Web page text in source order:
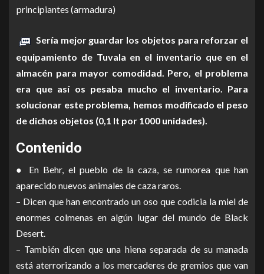
principiantes (armadura)
Sería mejor guardar los objetos para reforzar el
equipamiento de Tuvala en el inventario que en el
almacén para mayor comodidad. Pero, el problema
era que así os pesaba mucho el inventario. Para
solucionar este problema, hemos modificado el peso
de dichos objetos (0,1 lt por 1000 unidades).
Contenido
● En Behr, el pueblo de la caza, se rumorea que han
aparecido nuevos animales de caza raros.
– Dicen que han encontrado un oso que codicia la miel de
enormes colmenas en algún lugar del mundo de Black
Desert.
– También dicen que una hiena separada de su manada
está aterrorizando a los mercaderes de gremios que van